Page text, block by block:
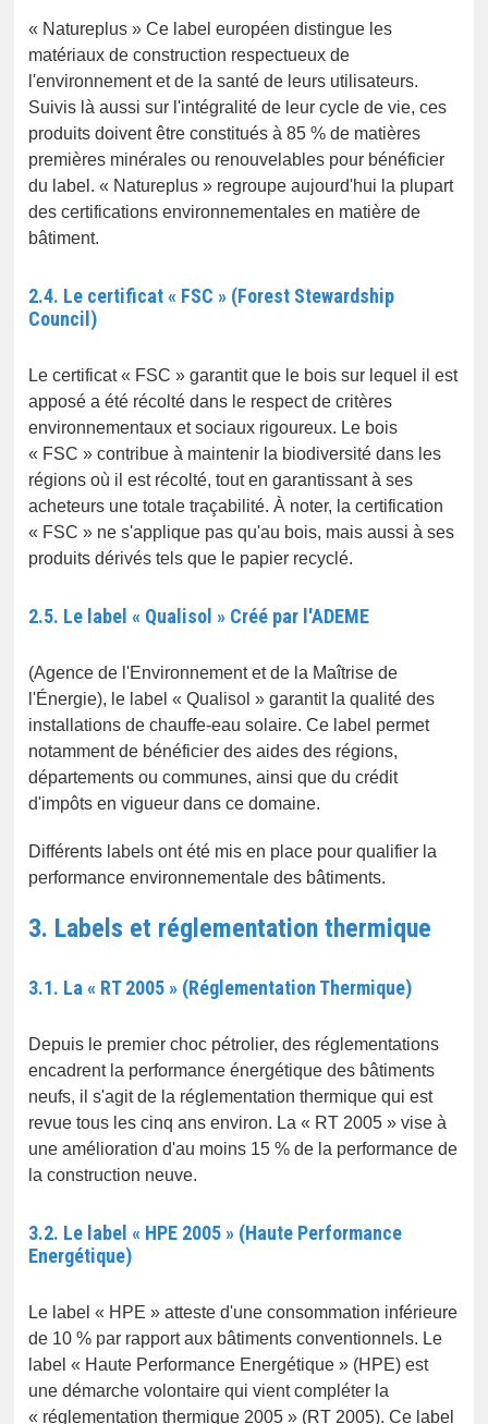
« Natureplus » Ce label européen distingue les
matériaux de construction respectueux de
l'environnement et de la santé de leurs utilisateurs.
Suivis là aussi sur l'intégralité de leur cycle de vie, ces
produits doivent être constitués à 85 % de matières
premières minérales ou renouvelables pour bénéficier
du label. « Natureplus » regroupe aujourd'hui la plupart
des certifications environnementales en matière de
bâtiment.
2.4. Le certificat « FSC » (Forest Stewardship
Council)
Le certificat « FSC » garantit que le bois sur lequel il est
apposé a été récolté dans le respect de critères
environnementaux et sociaux rigoureux. Le bois
« FSC » contribue à maintenir la biodiversité dans les
régions où il est récolté, tout en garantissant à ses
acheteurs une totale traçabilité. À noter, la certification
« FSC » ne s'applique pas qu'au bois, mais aussi à ses
produits dérivés tels que le papier recyclé.
2.5. Le label « Qualisol » Créé par l'ADEME
(Agence de l'Environnement et de la Maîtrise de
l'Énergie), le label « Qualisol » garantit la qualité des
installations de chauffe-eau solaire. Ce label permet
notamment de bénéficier des aides des régions,
départements ou communes, ainsi que du crédit
d'impôts en vigueur dans ce domaine.
Différents labels ont été mis en place pour qualifier la
performance environnementale des bâtiments.
3. Labels et réglementation thermique
3.1. La « RT 2005 » (Réglementation Thermique)
Depuis le premier choc pétrolier, des réglementations
encadrent la performance énergétique des bâtiments
neufs, il s'agit de la réglementation thermique qui est
revue tous les cinq ans environ. La « RT 2005 » vise à
une amélioration d'au moins 15 % de la performance de
la construction neuve.
3.2. Le label « HPE 2005 » (Haute Performance
Energétique)
Le label « HPE » atteste d'une consommation inférieure
de 10 % par rapport aux bâtiments conventionnels. Le
label « Haute Performance Energétique » (HPE) est
une démarche volontaire qui vient compléter la
« réglementation thermique 2005 » (RT 2005). Ce label